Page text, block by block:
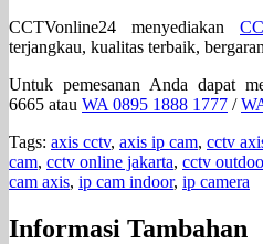
CCTVonline24 menyediakan
terjangkau, kualitas terbaik,
Untuk pemesanan Anda dapat
6665 atau WA 0895 1888 1777 /
Tags: axis cctv, axis ip cam, cctv
cam, cctv online jakarta, cctv
cam axis, ip cam indoor, ip camera
Informasi Tambahan